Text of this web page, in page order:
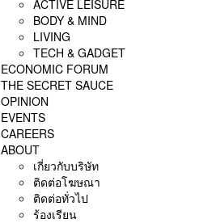
ACTIVE LEISURE
BODY & MIND
LIVING
TECH & GADGET
ECONOMIC FORUM
THE SECRET SAUCE​
OPINION
EVENTS
CAREERS
ABOUT
เกี่ยวกับบริษัท
ติดต่อโฆษณา
ติดต่อทั่วไป
ร้องเรียน